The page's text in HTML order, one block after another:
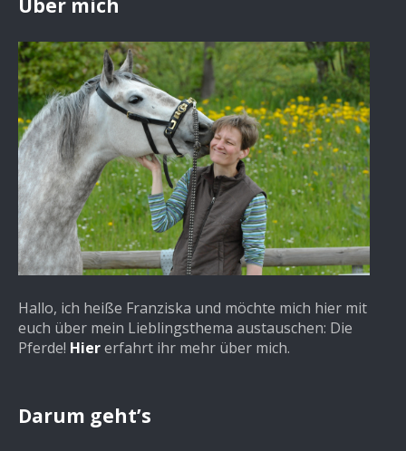
Über mich
Hallo, ich heiße Franziska und möchte mich hier mit
euch über mein Lieblingsthema austauschen: Die
Pferde! Hiererfahrt ihr mehr über mich.
Darum geht’s